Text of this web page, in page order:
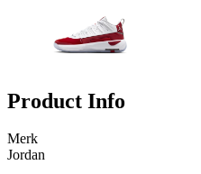
Product Info
Merk
Jordan